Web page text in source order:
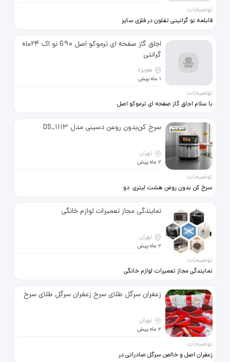
توضیحات
قابلمه نو گرانیتی تفلون در فلزی سایز
اجاق گاز صفحه ای ترموکو اصل G90 نو اک 24ماه
گرانتی
هویزه
1 ماه پیش
توضیحات
با سلام اجاق گاز صفحه ای ترموکو اصل
الی20ملیون هست .من قیمت مفت زدم
سرخ کن‌بدون روعن دسینی مدل DS_1113
تهران
2 ماه پیش
توضیحات
سرخ کن بدون روغن هشت لیتری دو
نمایندگی مجاز تعمیرات لوازم خانگی
تهران
2 ماه پیش
توضیحات
نمایندگی مجاز تعمیرات لوازم خانگی
تعمیر انواع اجاق گاز لباسشویی
ظرفشویی ماکروفر فر برقی با
متخصصین کارآزموده در محل قیمت
44376835 77413853
09101459274
https://www.tamirpersian.com
زعفران سرگل طلای سرخ زعفران سرگل طلای سرخ
تهران
2 ماه پیش
توضیحات
زعفران اصل و خالص سرگل صادراتی در